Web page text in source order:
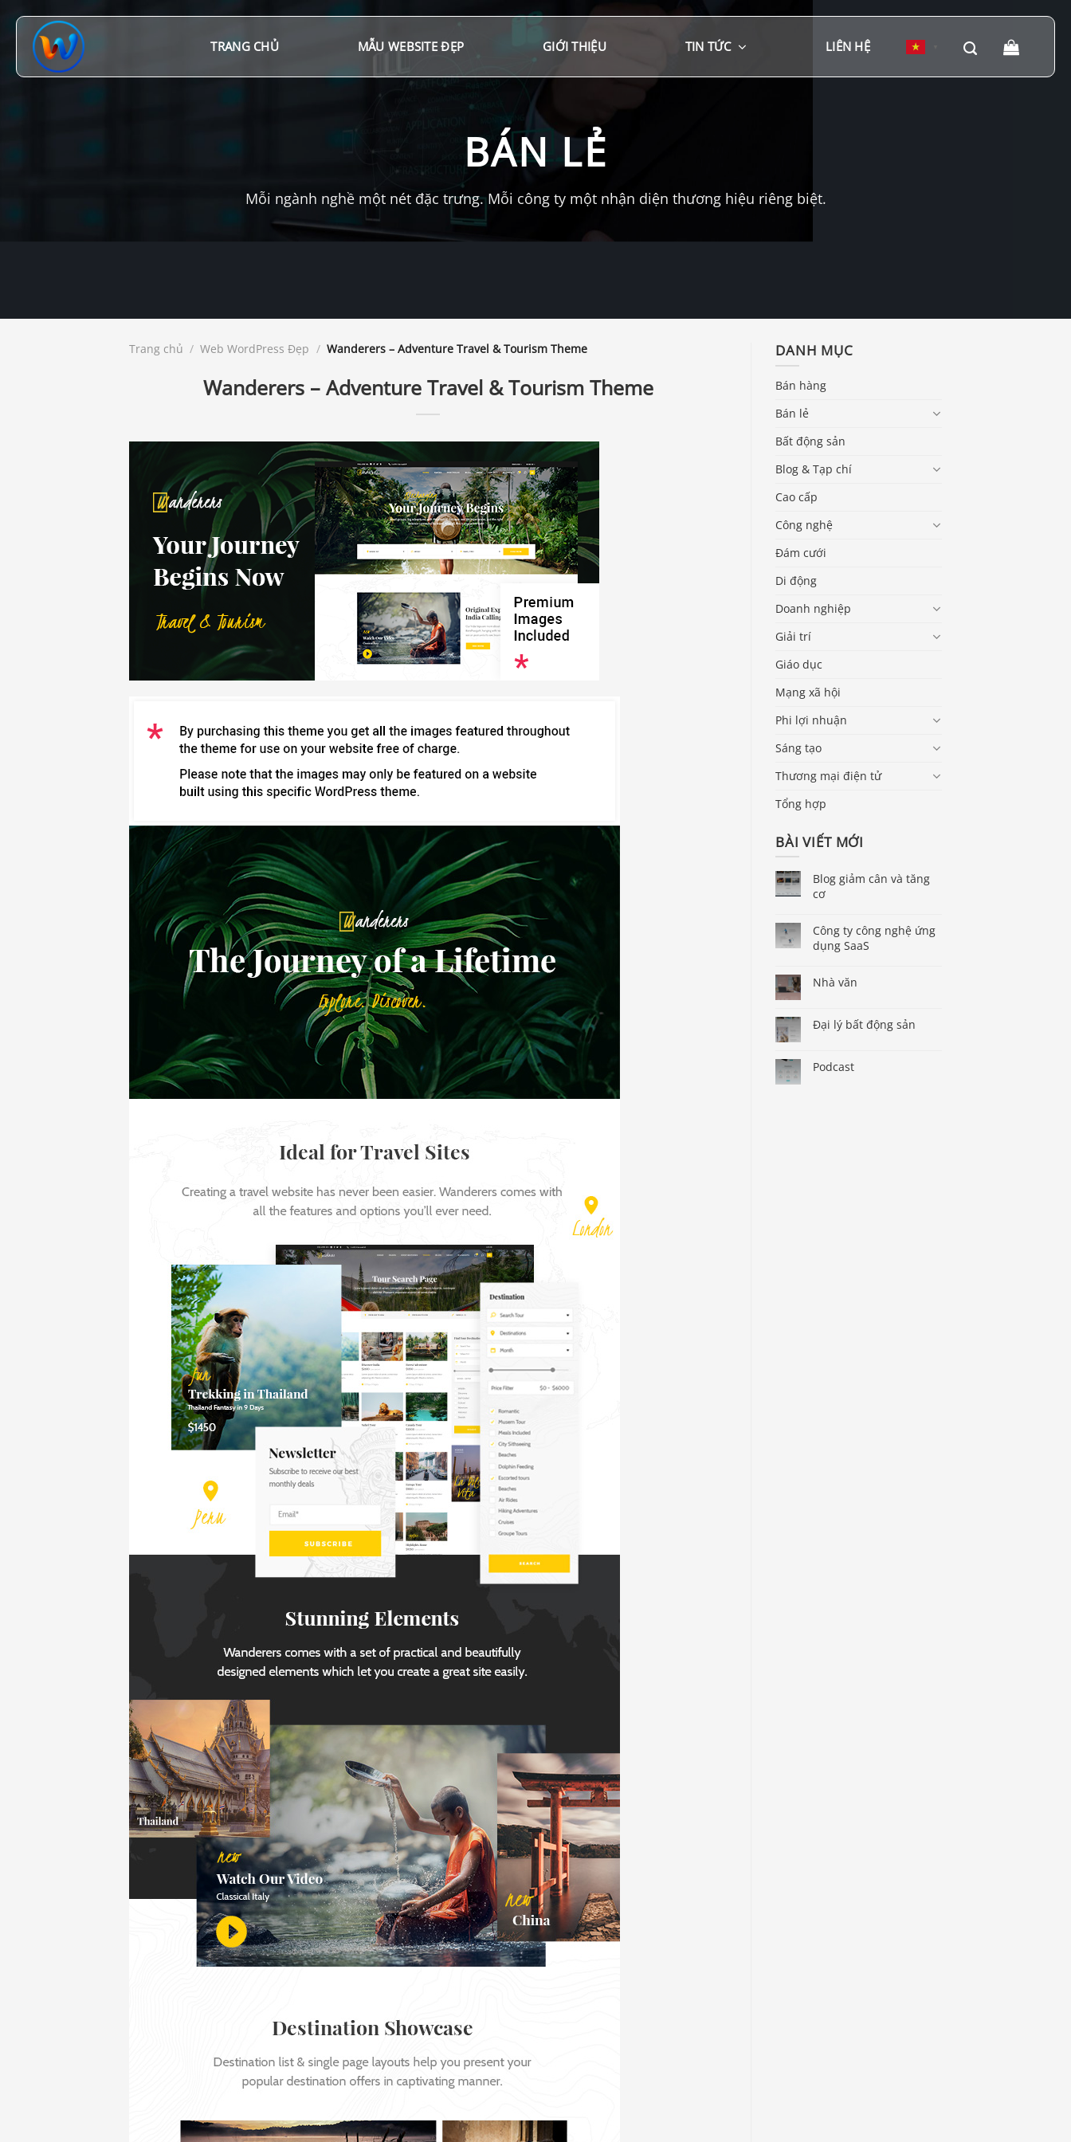
đến
TRANG CHỦ MẪU WEBSITE ĐẸP GIỚI THIỆU TIN TỨC LIÊN HỆ
BÁN LẺ
Mỗi ngành nghề một nét đặc trưng. Mỗi công ty một nhận diện thương hiệu riêng biệt.
Trang chủ / Web WordPress Đẹp / Wanderers – Adventure Travel & Tourism Theme
Wanderers – Adventure Travel & Tourism Theme
DANH MỤC
Bán hàng
Bán lẻ
Bất động sản
Blog & Tạp chí
Cao cấp
Công nghệ
Đám cưới
Di động
Doanh nghiệp
Giải trí
Giáo dục
Mạng xã hội
Phi lợi nhuận
Sáng tạo
Thương mại điện tử
Tổng hợp
BÀI VIẾT MỚI
Blog giảm cân và tăng
cơ
Công ty công nghệ ứng
dụng SaaS
Nhà văn
Đại lý bất động sản
Podcast